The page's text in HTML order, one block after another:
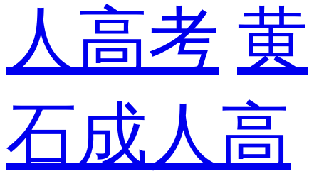
人高考 黄
石成人高